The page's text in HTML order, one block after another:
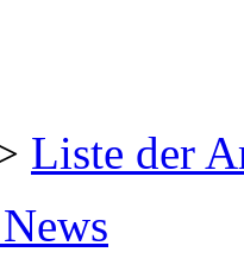
Liste der